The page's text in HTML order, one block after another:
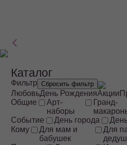
Каталог
Фильтр Сбросить фильтр
ЛюбовьДень РожденияАкции
Общие
Арт-
наборы
Гранд-
Событие День города
Кому
Для мам и
бабушек
Для